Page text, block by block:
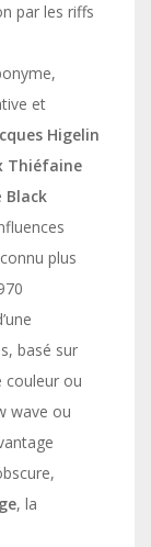
par les riffs
et
Higelin
Thiéfaine
Black
plus
basé sur
couleur ou
wave ou
, la